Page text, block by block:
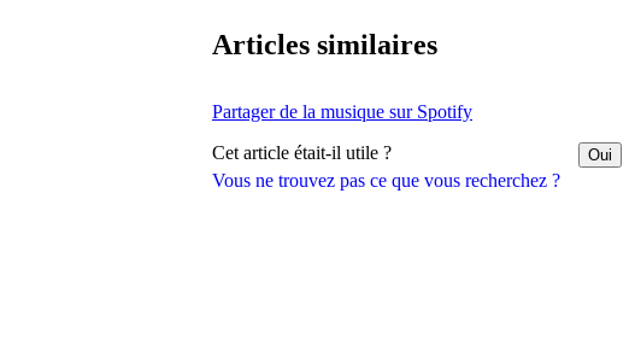
Vous ne trouvez pas ce que vous recherchez ?
Articles similaires
Partager de la musique sur Spotify
Cet article était-il utile ? Oui